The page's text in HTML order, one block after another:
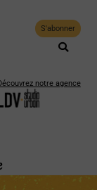
S'abonner
notre agence